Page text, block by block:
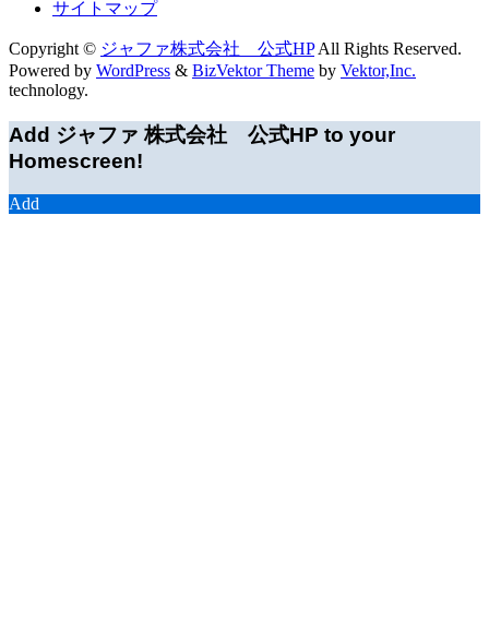
サイトマップ
Copyright © ジャファ株式会社 公式HPAll Rights Reserved.
Powered by WordPress & BizVektor Theme by Vektor,Inc.
technology.
Add ジャファ 株式会社 公式HP to your
Homescreen!
Add